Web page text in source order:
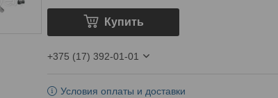
Купить
+375 (17) 392-01-01
Условия оплаты и доставки